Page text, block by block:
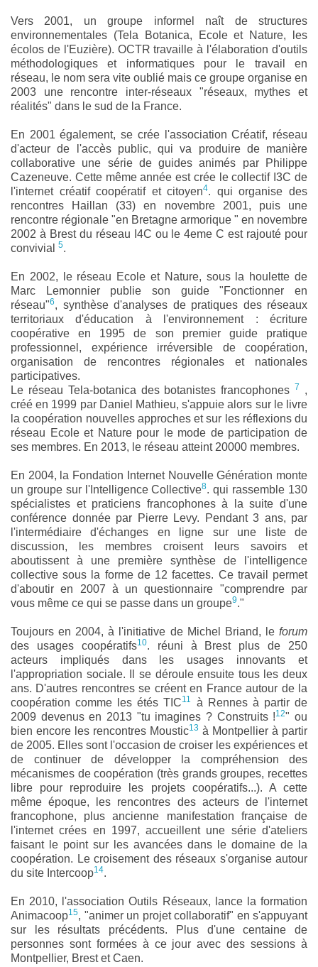
Vers 2001, un groupe informel naît de structures
environnementales (Tela Botanica, Ecole et Nature, les
écolos de l'Euzière). OCTR travaille à l'élaboration d'outils
méthodologiques et informatiques pour le travail en
réseau, le nom sera vite oublié mais ce groupe organise en
2003 une rencontre inter-réseaux "réseaux, mythes et
réalités" dans le sud de la France.
En 2001 également, se crée l'association Créatif, réseau
d'acteur de l'accès public, qui va produire de manière
collaborative une série de guides animés par Philippe
Cazeneuve. Cette même année est crée le collectif I3C de
l'internet créatif coopératif et citoyen4. qui organise des
rencontres Haillan (33) en novembre 2001, puis une
rencontre régionale "en Bretagne armorique " en novembre
2002 à Brest du réseau I4C ou le 4eme C est rajouté pour
convivial
5.
En 2002, le réseau Ecole et Nature, sous la houlette de
Marc Lemonnier publie son guide "Fonctionner en
réseau"6, synthèse d'analyses de pratiques des réseaux
territoriaux d'éducation à l'environnement : écriture
coopérative en 1995 de son premier guide pratique
professionnel, expérience irréversible de coopération,
organisation de rencontres régionales et nationales
participatives.
Le réseau Tela-botanica des botanistes francophones 7
,
créé en 1999 par Daniel Mathieu, s'appuie alors sur le livre
la coopération nouvelles approches et sur les réflexions du
réseau Ecole et Nature pour le mode de participation de
ses membres. En 2013, le réseau atteint 20000 membres.
En 2004, la Fondation Internet Nouvelle Génération monte
un groupe sur l'Intelligence Collective8. qui rassemble 130
spécialistes et praticiens francophones à la suite d'une
conférence donnée par Pierre Levy. Pendant 3 ans, par
l'intermédiaire d'échanges en ligne sur une liste de
discussion, les membres croisent leurs savoirs et
aboutissent à une première synthèse de l'intelligence
collective sous la forme de 12 facettes. Ce travail permet
d'aboutir en 2007 à un questionnaire "comprendre par
vous même ce qui se passe dans un groupe9."
Toujours en 2004, à l'initiative de Michel Briand, le forum
des usages coopératifs10. réuni à Brest plus de 250
acteurs impliqués dans les usages innovants et
l'appropriation sociale. Il se déroule ensuite tous les deux
ans. D'autres rencontres se créent en France autour de la
coopération comme les étés TIC11
à Rennes à partir de
2009 devenus en 2013 "tu imagines ? Construits !12" ou
bien encore les rencontres Moustic13 à Montpellier à partir
de 2005. Elles sont l'occasion de croiser les expériences et
de continuer de développer la compréhension des
mécanismes de coopération (très grands groupes, recettes
libre pour reproduire les projets coopératifs...). A cette
même époque, les rencontres des acteurs de l'internet
francophone, plus ancienne manifestation française de
l'internet crées en 1997, accueillent une série d'ateliers
faisant le point sur les avancées dans le domaine de la
coopération. Le croisement des réseaux s'organise autour
du site Intercoop14.
En 2010, l'association Outils Réseaux, lance la formation
Animacoop15, "animer un projet collaboratif" en s'appuyant
sur les résultats précédents. Plus d'une centaine de
personnes sont formées à ce jour avec des sessions à
Montpellier, Brest et Caen.